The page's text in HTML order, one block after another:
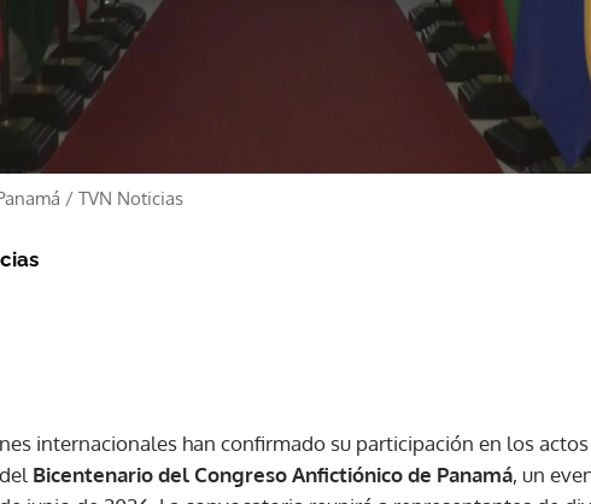
/ TVN Noticias
internacionales han confirmado su participación en los
Bicentenario del Congreso Anfictiónico de Panamá, un